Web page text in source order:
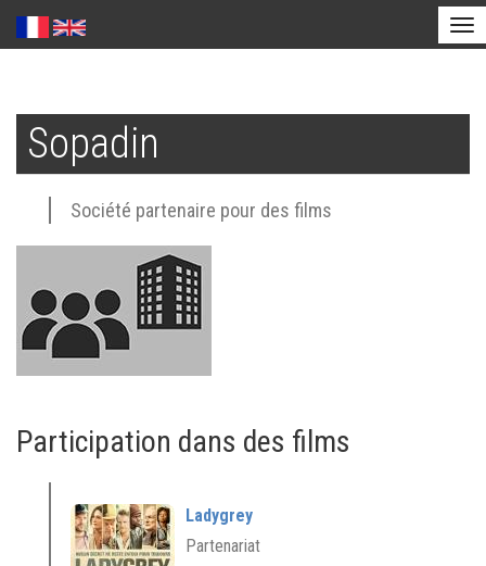
contenu
principal
Sopadin
Société partenaire pour des films
Participation dans des films
Ladygrey
Partenariat